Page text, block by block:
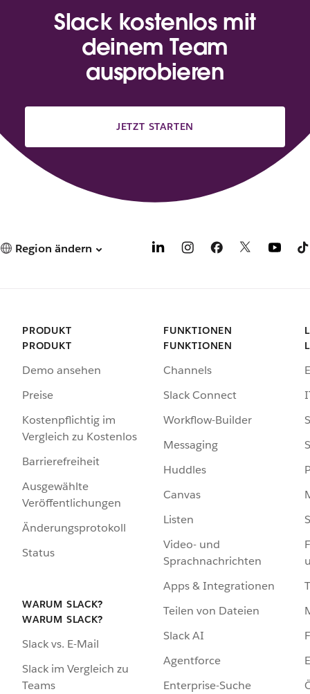
Slack kostenlos mit
deinem Team
ausprobieren
JETZT STARTEN
Region ändern
PRODUKT
PRODUKT
Demo ansehen
Preise
Kostenpflichtig im
Vergleich zu Kostenlos
Barrierefreiheit
Ausgewählte
Veröffentlichungen
Änderungsprotokoll
Status
WARUM SLACK?
WARUM SLACK?
Slack vs. E-Mail
Slack im Vergleich zu
Teams
FUNKTIONEN
FUNKTIONEN
Channels
Slack Connect
Workflow-Builder
Messaging
Huddles
Canvas
Listen
Video- und
Sprachnachrichten
Apps & Integrationen
Teilen von Dateien
Slack AI
Agentforce
Enterprise-Suche